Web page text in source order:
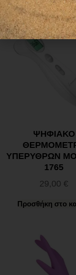
ΨΗΦΙΑΚΟ
ΥΠΕΡΥΘΡΩΝ
1765
29,00 €
Προσθήκη στο